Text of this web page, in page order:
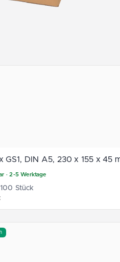
G­S1­, D­IN A5­, 230 x 155 x 45
· 2-5 Werktage
100 Stück
Colompac® CP 20.02, 217